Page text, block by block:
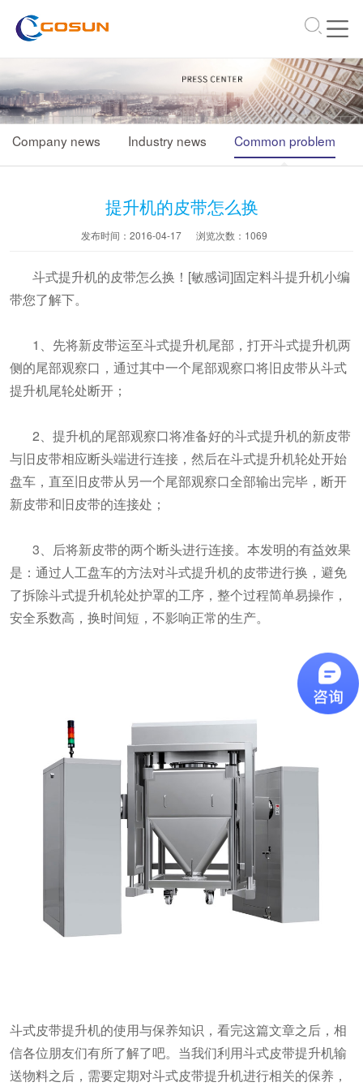
Company news Industry news Common problem
提升机的皮带怎么换
发布时间：2016-04-17 浏览次数： 1069
斗式提升机的皮带怎么换！[敏感词]固定料斗提升机小编
带您了解下。
1、先将新皮带运至斗式提升机尾部，打开斗式提升机两
侧的尾部观察口，通过其中一个尾部观察口将旧皮带从斗式
提升机尾轮处断开；
2、提升机的尾部观察口将准备好的斗式提升机的新皮带
与旧皮带相应断头端进行连接，然后在斗式提升机轮处开始
盘车，直至旧皮带从另一个尾部观察口全部输出完毕，断开
新皮带和旧皮带的连接处；
3、后将新皮带的两个断头进行连接。本发明的有益效果
是：通过人工盘车的方法对斗式提升机的皮带进行换，避免
了拆除斗式提升机轮处护罩的工序，整个过程简单易操作，
安全系数高，换时间短，不影响正常的生产。
斗式皮带提升机的使用与保养知识，看完这篇文章之后，相
信各位朋友们有所了解了吧。当我们利用斗式皮带提升机输
送物料之后，需要定期对斗式皮带提升机进行相关的保养，